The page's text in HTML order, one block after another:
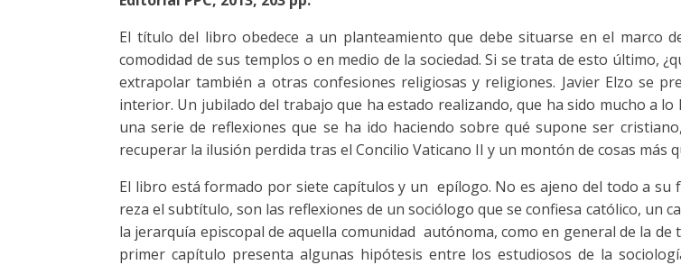
El título del libro obedece a un planteamiento que debe situarse en el marco
comodidad de sus templos o en medio de la sociedad. Si se trata de esto último,
extrapolar también a otras confesiones religiosas y religiones. Javier Elzo se
interior. Un jubilado del trabajo que ha estado realizando, que ha sido mucho a
una serie de reflexiones que se ha ido haciendo sobre qué supone ser
recuperar la ilusión perdida tras el Concilio Vaticano II y un montón de cosas más
El libro está formado por siete capítulos y un epílogo. No es ajeno del todo a
reza el subtítulo, son las reflexiones de un sociólogo que se confiesa católico, un
la jerarquía episcopal de aquella comunidad autónoma, como en general de la
primer capítulo presenta algunas hipótesis entre los estudiosos de la